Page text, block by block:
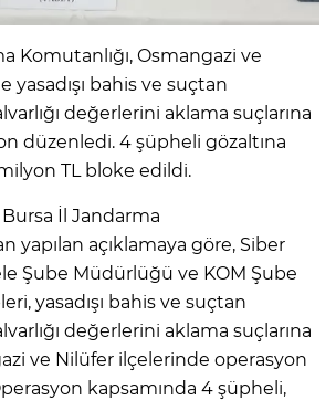
Komutanlığı, Osmangazi ve
yasadışı bahis ve suçtan
değerlerini aklama suçlarına
düzenledi. 4 şüpheli gözaltına
TL bloke edildi.
Bursa İl Jandarma
yapılan açıklamaya göre, Siber
Şube Müdürlüğü ve KOM Şube
yasadışı bahis ve suçtan
değerlerini aklama suçlarına
ve Nilüfer ilçelerinde operasyon
kapsamında 4 şüpheli,